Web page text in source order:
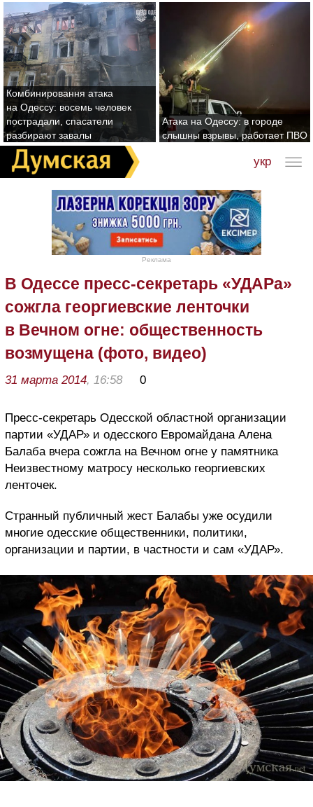
Комбинировання атака
на Одессу: восемь человек
пострадали, спасатели
разбирают завалы
Атака на Одессу: в городе
слышны взрывы, работает ПВО
укр
Реклама
В Одессе пресс-секретарь «УДАРа»
сожгла георгиевские ленточки
в Вечном огне: общественность
возмущена (фото, видео)
31 марта 2014, 16:58 0
Пресс-секретарь Одесской областной организации
партии «УДАР» и одесского Евромайдана Алена
Балаба вчера сожгла на Вечном огне у памятника
Неизвестному матросу несколько георгиевских
ленточек.
Странный публичный жест Балабы уже осудили
многие одесские общественники, политики,
организации и партии, в частности и сам «УДАР».